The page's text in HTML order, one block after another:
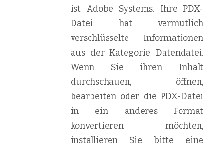
ist Adobe Systems. Ihre PDX-
Datei hat vermutlich
verschlüsselte Informationen
aus der Kategorie Datendatei.
Wenn Sie ihren Inhalt
durchschauen, öffnen,
bearbeiten oder die PDX-Datei
in ein anderes Format
konvertieren möchten,
installieren Sie bitte eine